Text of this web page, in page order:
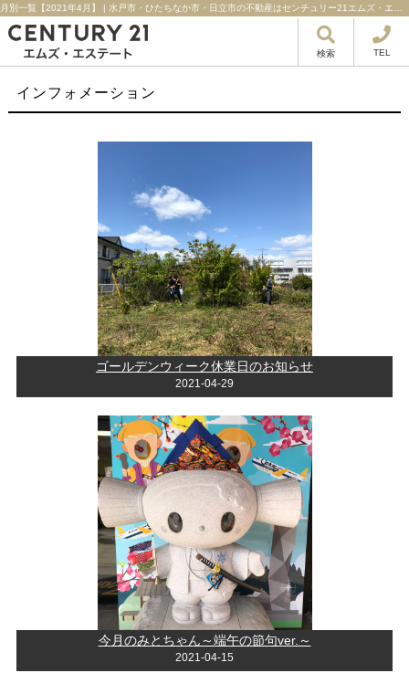
検索 TEL
インフォメーション
ゴールデンウィーク休業日のお知らせ
2021-04-29
今月のみとちゃん～端午の節句ver.～
2021-04-15